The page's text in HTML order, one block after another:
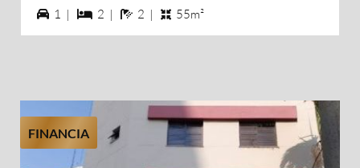
1 vagas na garagem
1 | 2 dormiórios
2 | 2 banheiros
2 | 55m²
FINANCIA